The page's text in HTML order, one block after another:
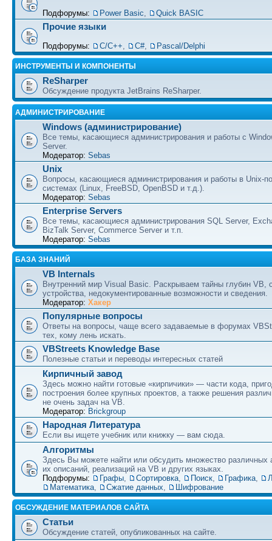
Подфорумы: Power Basic, Quick BASIC
Прочие языки
Подфорумы: С/С++, C#, Pascal/Delphi
ИНСТРУМЕНТЫ И КОМПОНЕНТЫ
ReSharper
Обсуждение продукта JetBrains ReSharper.
АДМИНИСТРИРОВАНИЕ
Windows (администрирование)
Все темы, касающиеся администрирования и работы с
Server.
Модератор: Sebas
Unix
Вопросы, касающиеся администрирования и работы в Unix-
системах (Linux, FreeBSD, OpenBSD и т.д.).
Модератор: Sebas
Enterprise Servers
Все темы, касающиеся администрирования SQL Server,
BizTalk Server, Commerce Server и т.п.
Модератор: Sebas
БАЗА ЗНАНИЙ
VB Internals
Внутренний мир Visual Basic. Раскрываем тайны глубин VB,
устройства, недокументированные возможности и сведения.
Модератор: Хакер
Популярные вопросы
Ответы на вопросы, чаще всего задаваемые в форумах
тех, кому лень искать.
VBStreets Knowledge Base
Полезные статьи и переводы интересных статей
Кирпичный завод
Здесь можно найти готовые «кирпичики» — части кода,
построения более крупных проектов, а также решения
не очень задач на VB.
Модератор: Brickgroup
Народная Литература
Если вы ищете учебник или книжку — вам сюда.
Алгоритмы
Здесь Вы можете найти или обсудить множество различных
их описаний, реализаций на VB и других языках.
Подфорумы:
Графы, Сортировка, Поиск, Графика,
Математика, Сжатие данных, Шифрование
ОБСУЖДЕНИЕ МАТЕРИАЛОВ САЙТА
Статьи
Обсуждение статей, опубликованных на сайте.